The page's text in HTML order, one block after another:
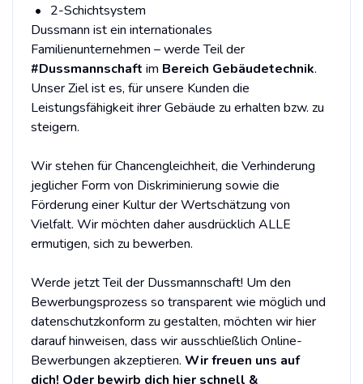
2-Schichtsystem
Dussmann ist ein internationales
Familienunternehmen – werde Teil der
#Dussmannschaft im Bereich Gebäudetechnik.
Unser Ziel ist es, für unsere Kunden die
Leistungsfähigkeit ihrer Gebäude zu erhalten bzw. zu
steigern.
Wir stehen für Chancengleichheit, die Verhinderung
jeglicher Form von Diskriminierung sowie die
Förderung einer Kultur der Wertschätzung von
Vielfalt. Wir möchten daher ausdrücklich ALLE
ermutigen, sich zu bewerben.
Werde jetzt Teil der Dussmannschaft! Um den
Bewerbungsprozess so transparent wie möglich und
datenschutzkonform zu gestalten, möchten wir hier
darauf hinweisen, dass wir ausschließlich Online-
Bewerbungen akzeptieren. Wir freuen uns auf
dich! Oder bewirb dich hier schnell &